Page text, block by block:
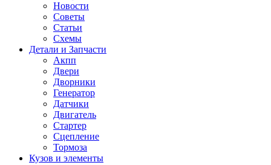
Новости
Советы
Статьи
Схемы
Детали и Запчасти
Акпп
Двери
Дворники
Генератор
Датчики
Двигатель
Стартер
Сцепление
Тормоза
Кузов и элементы